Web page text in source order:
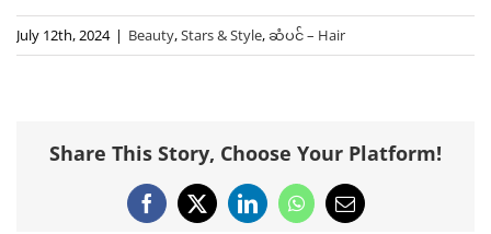
July 12th, 2024 | Beauty,Stars & Style,ဆံပင် – Hair
Share This Story, Choose Your Platform!
Facebook
X LinkedInWhatsApp
Email